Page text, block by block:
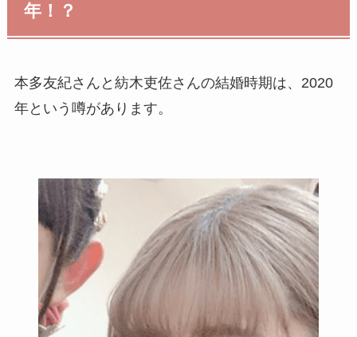
年！？
本多友紀さんと紡木吏佐さんの結婚時期は、2020
年という噂があります。